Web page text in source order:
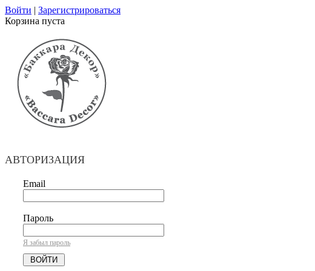
Войти | Зарегистрироваться
Корзина пуста
АВТОРИЗАЦИЯ
Email
Пароль
Я забыл пароль